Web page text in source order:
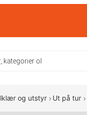
og utstyr Ut på tur